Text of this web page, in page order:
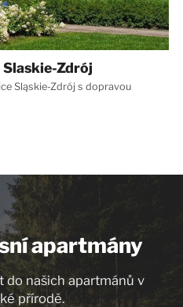
Slaskie-Zdrój
Sląskie-Zdrój s dopravou
apartmány
našich apartmánů v
přírodě.